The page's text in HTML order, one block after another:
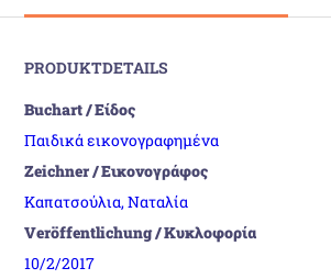
PRODUKTDETAILS
Buchart / Είδος
Παιδικά εικονογραφημένα
Zeichner / Εικονογράφος
Καπατσούλια, Ναταλία
Veröffentlichung / Κυκλοφορία
10/2/2017